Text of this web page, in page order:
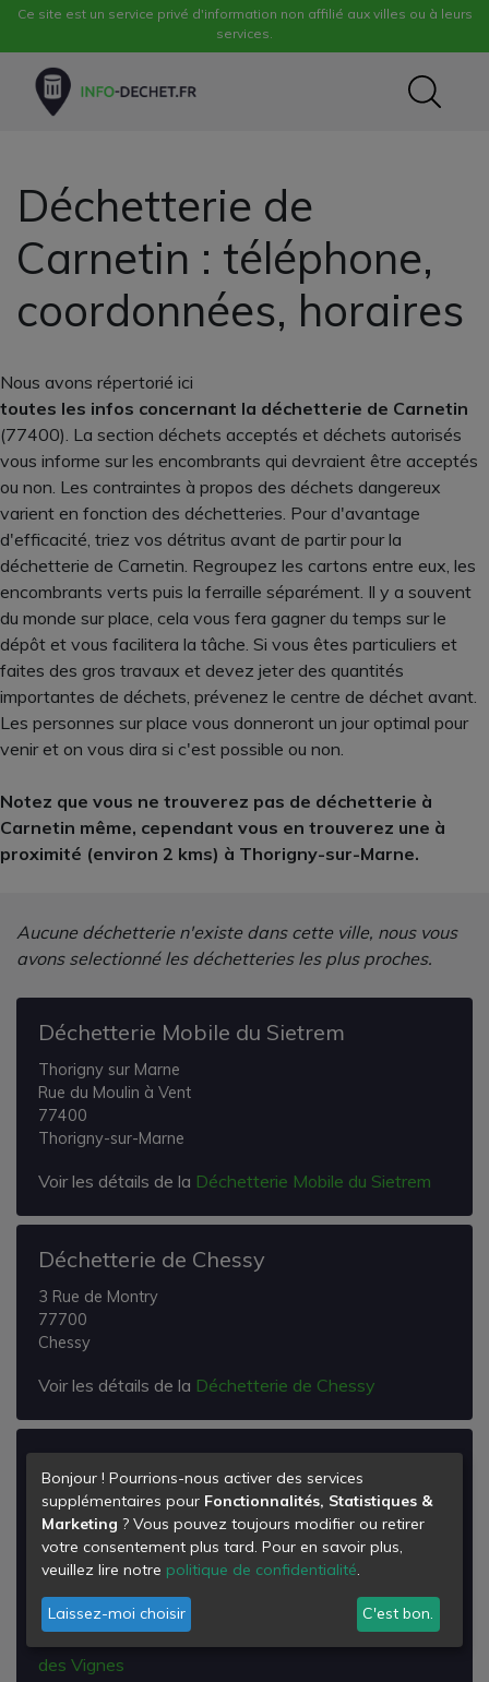
Ce site est un service privé d'information non affilié aux villes ou à leurs
services.
Déchetterie de
Carnetin : téléphone,
coordonnées, horaires
Nous avons répertorié ici
toutes les infos concernant la déchetterie de Carnetin
(77400). La section déchets acceptés et déchets autorisés
vous informe sur les encombrants qui devraient être acceptés
ou non. Les contraintes à propos des déchets dangereux
varient en fonction des déchetteries. Pour d'avantage
d'efficacité, triez vos détritus avant de partir pour la
déchetterie de Carnetin. Regroupez les cartons entre eux, les
encombrants verts puis la ferraille séparément. Il y a souvent
du monde sur place, cela vous fera gagner du temps sur le
dépôt et vous facilitera la tâche. Si vous êtes particuliers et
faites des gros travaux et devez jeter des quantités
importantes de déchets, prévenez le centre de déchet avant.
Les personnes sur place vous donneront un jour optimal pour
venir et on vous dira si c'est possible ou non.
Notez que vous ne trouverez pas de déchetterie à
Carnetin même, cependant vous en trouverez une à
proximité (environ 2 kms) à Thorigny-sur-Marne.
Aucune déchetterie n'existe dans cette ville, nous vous
avons selectionné les déchetteries les plus proches.
Déchetterie Mobile du Sietrem
Thorigny sur Marne
Rue du Moulin à Vent
77400
Thorigny-sur-Marne
Voir les détails de la Déchetterie Mobile du Sietrem
Déchetterie de Chessy
3 Rue de Montry
77700
Chessy
Voir les détails de la Déchetterie de Chessy
Vignes
3 rue du Grand Pommeraye
Z.A. La Courtillière
77400
Saint-Thibault-des-Vignes
Voir les détails de la
Déchetterie de Saint Thibault
des Vignes
Bonjour ! Pourrions-nous activer des services
supplémentaires pour Fonctionnalités, Statistiques &
Marketing ? Vous pouvez toujours modifier ou retirer
votre consentement plus tard. Pour en savoir plus,
veuillez lire notre politique de confidentialité.
Laissez-moi choisir C'est bon.